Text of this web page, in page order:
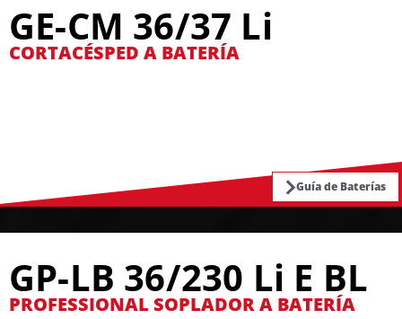
GE-CM 36/37 Li
CORTACÉSPED A BATERÍA
Guía de Baterías
GP-LB 36/230 Li E BL
PROFESSIONAL SOPLADOR A BATERÍA